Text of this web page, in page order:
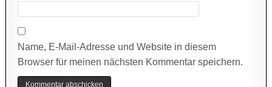
Name, E-Mail-Adresse und Website in diesem
Browser für meinen nächsten Kommentar speichern.